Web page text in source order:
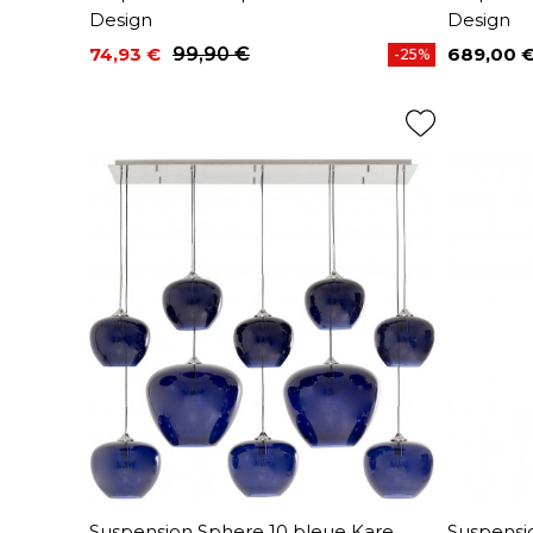
Design
Prix
74,93 €
Prix de base
99,90 € -25%
Design
Prix
689,00